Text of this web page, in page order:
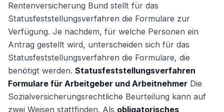
Angestellter
Weiter
Rentenversicherung Bund stellt für das
Statusfeststellungsverfahren die Formulare zur
Verfügung. Je nachdem, für welche Personen ein
Antrag gestellt wird, unterscheiden sich für das
Statusfeststellungsverfahren die Formulare, die
benötigt werden. Statusfeststellungsverfahren
Formulare für Arbeitgeber und Arbeitnehmer Die
Sozialversicherungsrechtliche Beurteilung kann auf
zwei Weisen stattfinden. Als obligatorisches